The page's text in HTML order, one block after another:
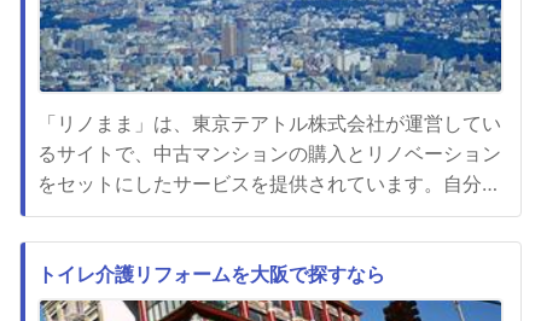
「リノまま」は、東京テアトル株式会社が運営してい
るサイトで、中古マンションの購入とリノベーション
をセットにしたサービスを提供されています。自分の
ライフスタイルにあった部屋にリノベーションすると
いう、その目的にぴったりなマンションを紹介すると
ころから、サポートされています。もちろん購入済み
の物件を利用したリノベーションのみの依頼も、対応
トイレ介護リフォームを大阪で探すなら